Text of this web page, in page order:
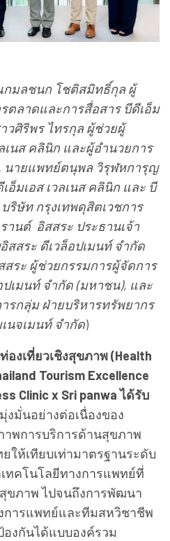
มลชนก โชติสมิทธิ์กุล ผู้
ตลาดและการสื่อสาร บีดีเอ็ม
วศิริพร ไทรกุล ผู้ช่วยผู้
เนส คลินิก และผู้อำนวยการ
นายแพทย์ตนุพล วิรุฬหการุญ
มเอส เวลเนส คลินิก และ บี
บริษัท กรุงเทพดุสิตเวชการ
านต์ อิสสระ ประธานเจ้า
สระ ดีเวล็อปเมนท์ จำกัด
ระ ผู้ช่วยกรรมการผู้จัดการ
เมนท์ จำกัด (มหาชน), และ
รกลุ่ม ฝ่ายบริหารทรัพยากร
นจเมนท์ จำกัด)
งเที่ยวเชิงสุขภาพ (Health
Tourism Excellence
Clinic x Sri panwa ได้รับ
มั่นอย่างต่อเนื่องของ
พการบริการด้านสุขภาพ
ให้เทียบเท่ามาตรฐานระดับ
ทคโนโลยีทางการแพทย์ที่
ขภาพ ไปจนถึงการพัฒนา
การแพทย์และทีมสหวิชาชีพ
งกันได้แบบองค์รวม